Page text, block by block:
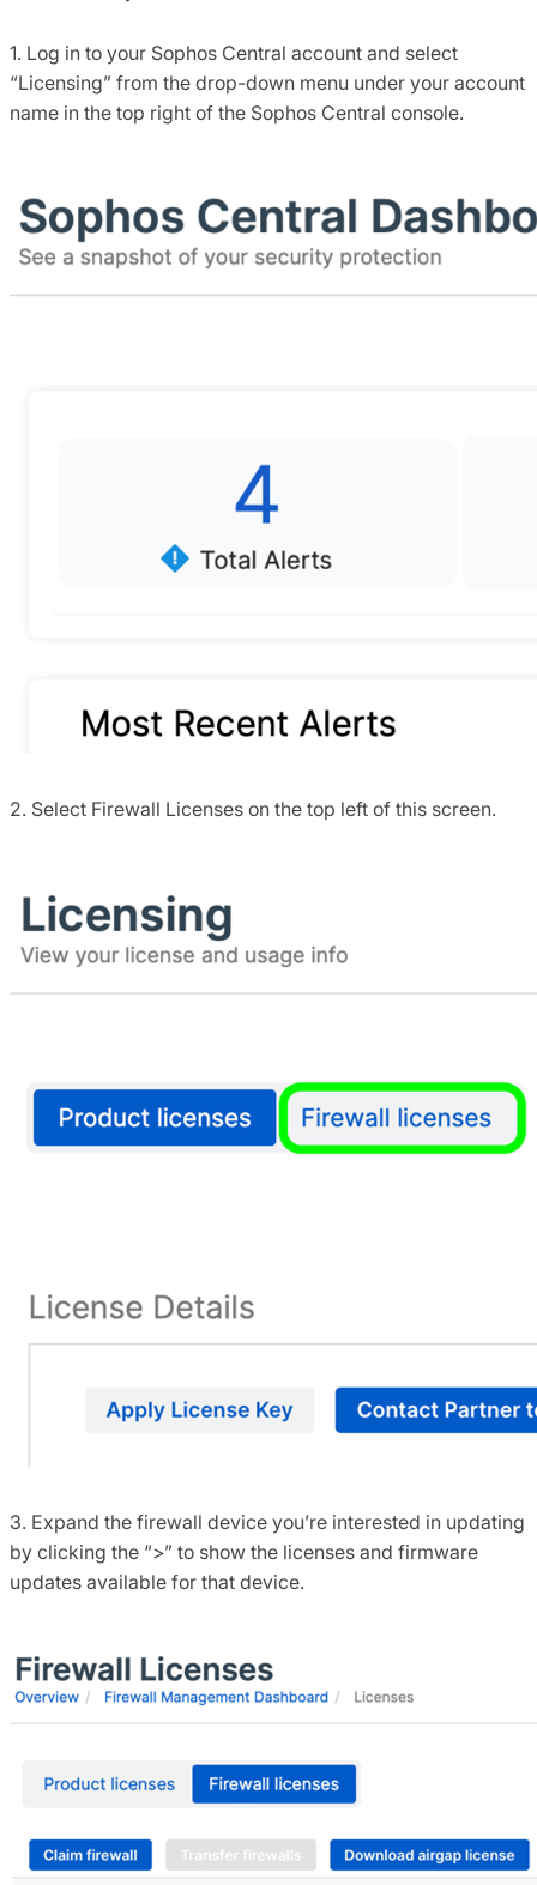
1. Log in to your Sophos Central account and select
“Licensing” from the drop-down menu under your account
name in the top right of the Sophos Central console.
2. Select Firewall Licenses on the top left of this screen.
3. Expand the firewall device you’re interested in updating
by clicking the “>” to show the licenses and firmware
updates available for that device.